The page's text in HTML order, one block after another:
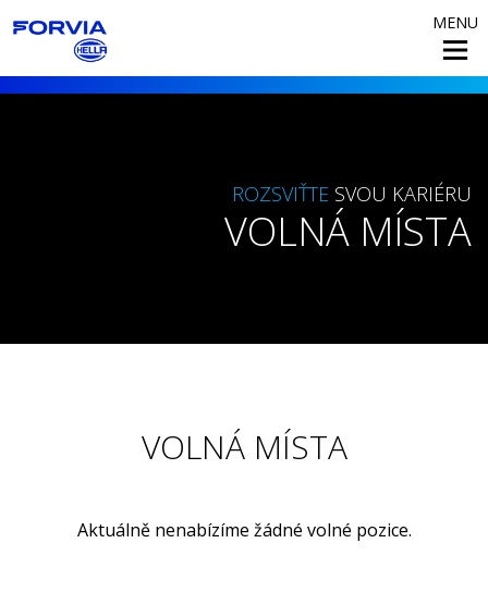
MENU
ROZSVIŤTE SVOU KARIÉRU
VOLNÁ MÍSTA
VOLNÁ MÍSTA
Aktuálně nenabízíme žádné volné pozice.